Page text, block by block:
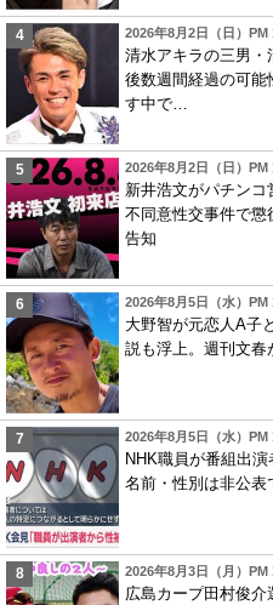
2026年8月2日（日）PM
清水アキラの三男・
後数週間経過の可能
す中で…
2026年8月2日（日）PM
新井浩文がパチンコ
不同意性交事件で懲
告知
2026年8月5日（水）PM
大野智が元恋人A子
説も浮上。週刊文春
2026年8月5日（水）PM
NHK職員が番組出
名前・性別は非公表
2026年8月3日（月）PM
広島カープ田村俊介